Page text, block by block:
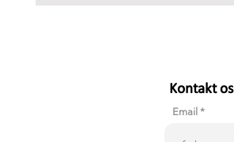
Kontakt os
Email